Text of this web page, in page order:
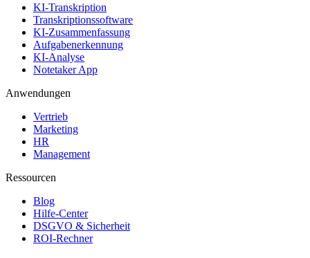
KI-Transkription
Transkriptionssoftware
KI-Zusammenfassung
Aufgabenerkennung
KI-Analyse
Notetaker App
Anwendungen
Vertrieb
Marketing
HR
Management
Ressourcen
Blog
Hilfe-Center
DSGVO & Sicherheit
ROI-Rechner